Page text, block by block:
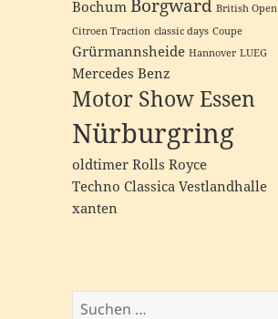
BochumBorgward British Open
Citroen Traction classic days Coupe
Grürmannsheide Hannover LUEG
Mercedes Benz
Motor Show Essen
Nürburgring
oldtimerRolls Royce
Techno ClassicaVestlandhalle
xanten
Suchen